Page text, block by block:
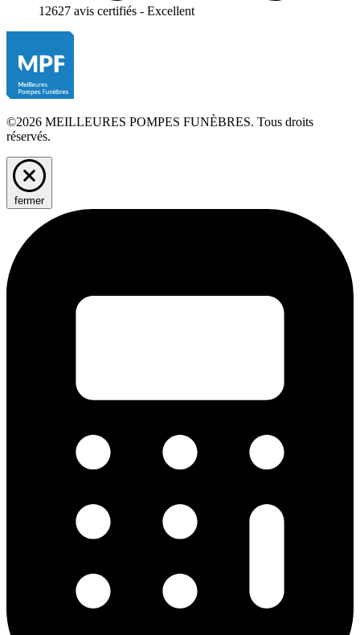
12627 avis certifiés - Excellent
©2026 MEILLEURES POMPES FUNÈBRES. Tous droits
réservés.
fermer